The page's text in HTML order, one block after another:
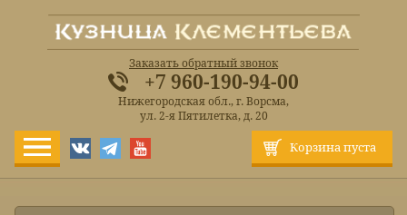
Корзина пуста
Заказать обратный звонок
+7 960-190-94-00
Нижегородская обл., г. Ворсма,
ул. 2-я Пятилетка, д. 20